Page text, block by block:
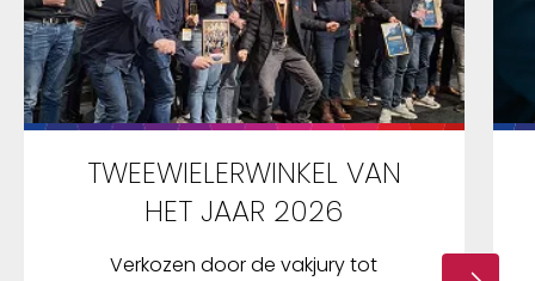
TWEEWIELERWINKEL VAN
HET JAAR 2026
Verkozen door de vakjury tot